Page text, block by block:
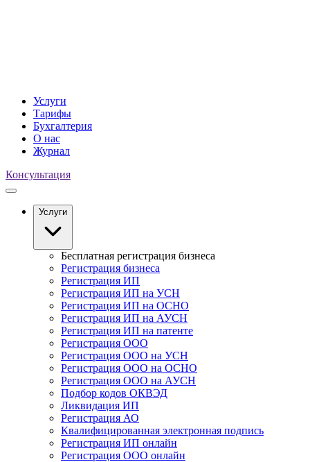
Услуги
Тарифы
Бухгалтерия
О нас
Журнал
Консультация
Услуги
Бесплатная регистрация бизнеса
Регистрация бизнеса
Регистрация ИП
Регистрация ИП на УСН
Регистрация ИП на ОСНО
Регистрация ИП на АУСН
Регистрация ИП на патенте
Регистрация ООО
Регистрация ООО на УСН
Регистрация ООО на ОСНО
Регистрация ООО на АУСН
Подбор кодов ОКВЭД
Ликвидация ИП
Регистрация АО
Квалифицированная электронная подпись
Регистрация ИП онлайн
Регистрация ООО онлайн